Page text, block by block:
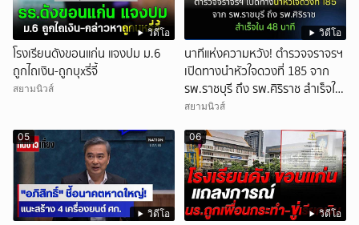
วิดีโอ
โรงเรียนดังขอนแก่น แจงปม ม.6
ถูกไถเงิน-ถูกบุxรี่จี้
สยามนิวส์
วิดีโอ
นาทีแห่งความหวัง! ตำรวจจราจรฯ
เปิดทางนำหัวใจดวงที่ 185 จาก
รพ.ราชบุรี ถึง รพ.ศิริราช สำเร็จใน
48 นาที
สยามนิวส์
วิดีโอ
05
วิดีโอ
06